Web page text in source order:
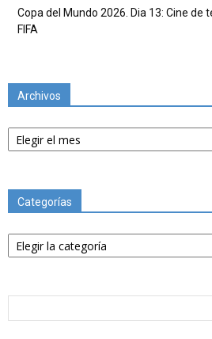
Copa del Mundo 2026. Dia 13: Cine de
FIFA
Archivos
Archivos
Categorías
Categorías